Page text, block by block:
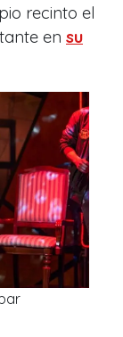
recinto el
en su